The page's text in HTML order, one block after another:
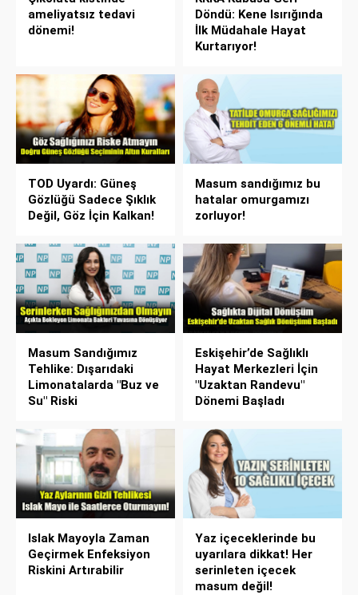
ameliyatsız tedavi
dönemi!
Döndü: Kene Isırığında
İlk Müdahale Hayat
Kurtarıyor!
TOD Uyardı: Güneş
Gözlüğü Sadece Şıklık
Değil, Göz İçin Kalkan!
Masum sandığımız bu
hatalar omurgamızı
zorluyor!
Masum Sandığımız
Tehlike: Dışarıdaki
Limonatalarda "Buz ve
Su" Riski
Eskişehir’de Sağlıklı
Hayat Merkezleri İçin
"Uzaktan Randevu"
Dönemi Başladı
Islak Mayoyla Zaman
Geçirmek Enfeksiyon
Riskini Artırabilir
Yaz içeceklerinde bu
uyarılara dikkat! Her
serinleten içecek
masum değil!